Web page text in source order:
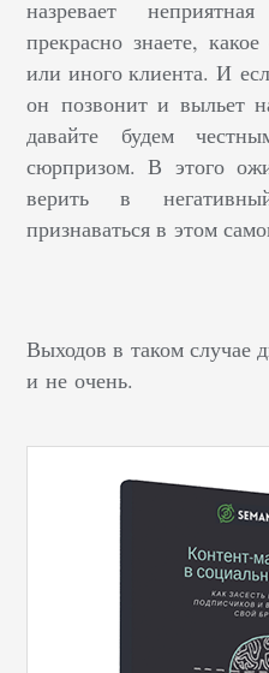
назревает
прекрасно знаете,
или иного клиента. И
он позвонит и выльет
давайте будем
сюрпризом. В этого
верить в
признаваться в этом
Выходов в таком случае
и не очень.